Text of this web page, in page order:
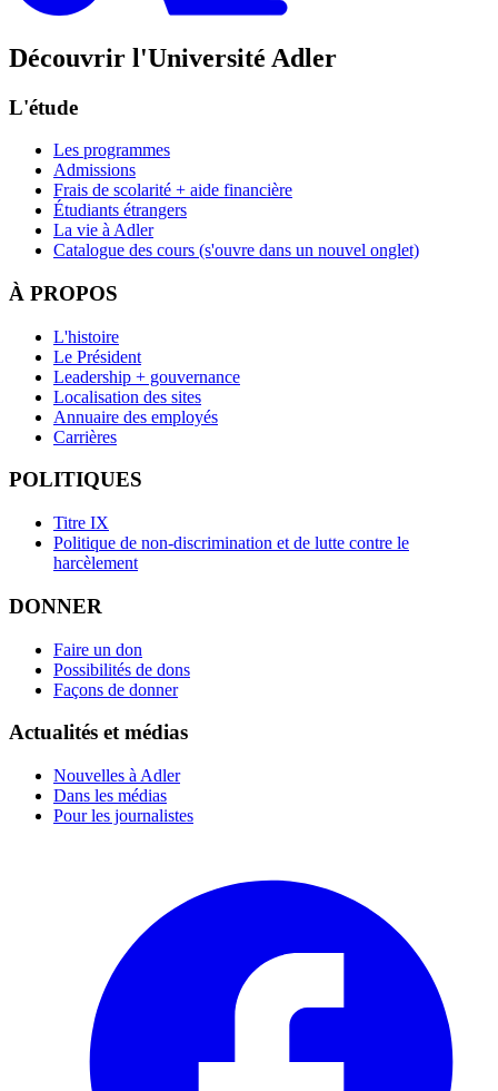
Découvrir l'Université Adler
L'étude
Les programmes
Admissions
Frais de scolarité + aide financière
Étudiants étrangers
La vie à Adler
Catalogue des cours (s'ouvre dans un nouvel onglet)
À PROPOS
L'histoire
Le Président
Leadership + gouvernance
Localisation des sites
Annuaire des employés
Carrières
POLITIQUES
Titre IX
Politique de non-discrimination et de lutte contre le
harcèlement
DONNER
Faire un don
Possibilités de dons
Façons de donner
Actualités et médias
Nouvelles à Adler
Dans les médias
Pour les journalistes